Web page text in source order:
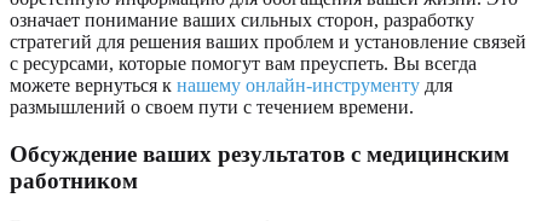
означает понимание ваших сильных сторон, разработку
стратегий для решения ваших проблем и установление связей
с ресурсами, которые помогут вам преуспеть. Вы всегда
можете вернуться к нашему онлайн-инструменту для
размышлений о своем пути с течением времени.
Обсуждение ваших результатов с медицинским
работником